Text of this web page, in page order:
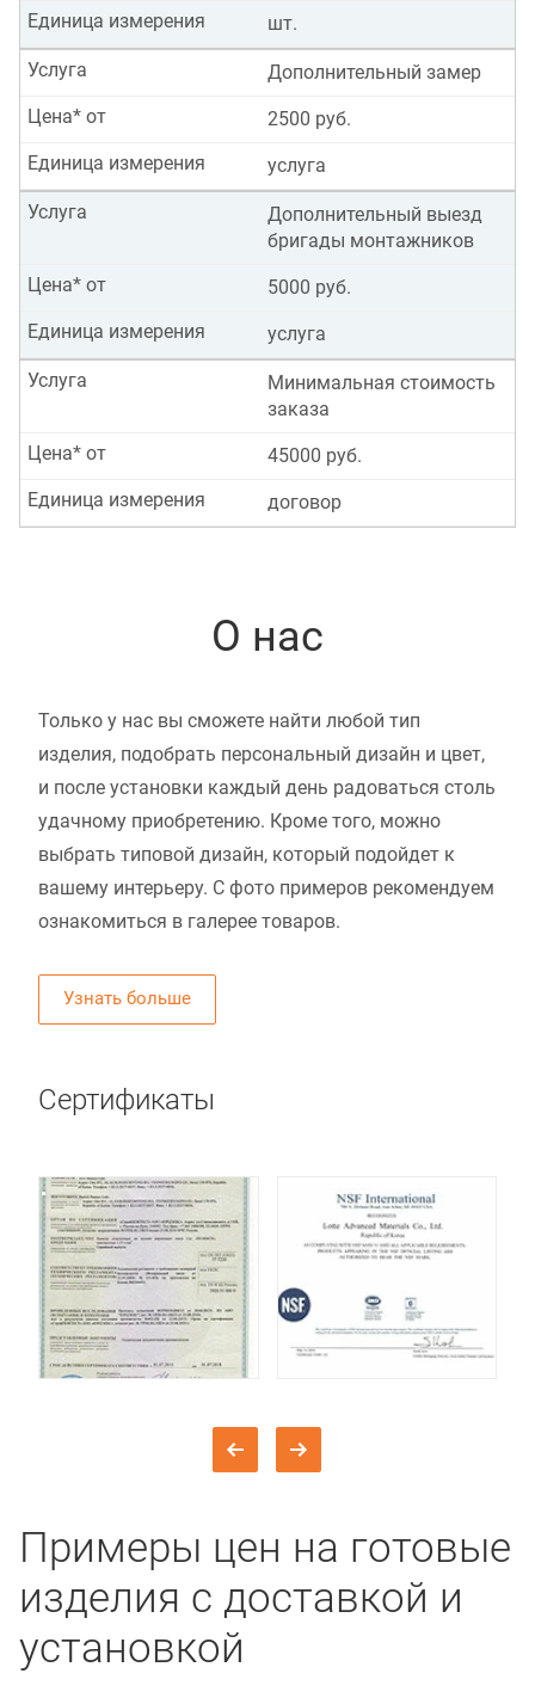
шт.
Единица измерения
Дополнительный замер
Услуга
2500 руб.
Цена* от
услуга
Единица измерения
Дополнительный выезд
бригады монтажников
Услуга
5000 руб.
Цена* от
услуга
Единица измерения
Минимальная стоимость
заказа
Услуга
45000 руб.
Цена* от
договор
Единица измерения
О нас
Только у нас вы сможете найти любой тип
изделия, подобрать персональный дизайн и цвет,
и после установки каждый день радоваться столь
удачному приобретению. Кроме того, можно
выбрать типовой дизайн, который подойдет к
вашему интерьеру. С фото примеров рекомендуем
ознакомиться в галерее товаров.
Узнать больше
Сертификаты
Примеры цен на готовые
изделия с доставкой и
установкой